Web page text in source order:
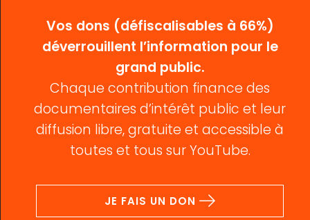
Vos dons (défiscalisables à 66%)
déverrouillent l’information pour le
grand public.
Chaque contribution finance des
documentaires d’intérêt public et leur
diffusion libre, gratuite et accessible à
toutes et tous sur YouTube.
JE FAIS UN DON